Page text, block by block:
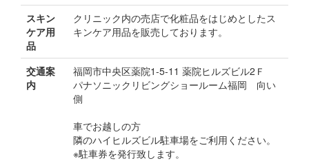
スキン
ケア用
品
クリニック内の売店で化粧品をはじめとしたス
キンケア用品を販売しております。
交通案
内
福岡市中央区薬院1-5-11 薬院ヒルズビル2Ｆ
パナソニックリビングショールーム福岡 向い
側
車でお越しの方
隣のハイヒルズビル駐車場をご利用ください。
※駐車券を発行致します。